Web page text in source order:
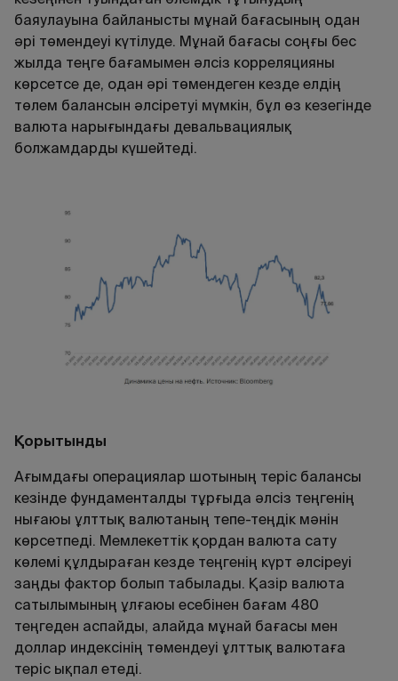
баяулауына байланысты мұнай бағасының одан
әрі төмендеуі күтілуде. Мұнай бағасы соңғы бес
жылда теңге бағамымен әлсіз корреляцияны
көрсетсе де, одан әрі төмендеген кезде елдің
төлем балансын әлсіретуі мүмкін, бұл өз кезегінде
валюта нарығындағы девальвациялық
болжамдарды күшейтеді.
Қорытынды
Ағымдағы операциялар шотының теріс балансы
кезінде фундаменталды тұрғыда әлсіз теңгенің
нығаюы ұлттық валютаның тепе-теңдiк мәнін
көрсетпеді. Мемлекеттік қордан валюта сату
көлемі құлдыраған кезде теңгенің күрт әлсіреуі
заңды фактор болып табылады. Қазір валюта
сатылымының ұлғаюы есебінен бағам 480
теңгеден аспайды, алайда мұнай бағасы мен
доллар индексінің төмендеуі ұлттық валютаға
теріс ықпал етеді.